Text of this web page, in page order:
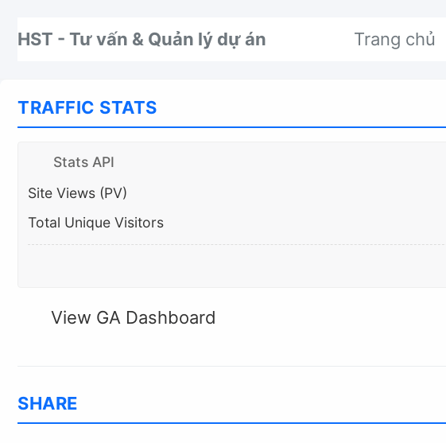
HST - Tư vấn & Quản lý dự án
Trang chủ
TRAFFIC STATS
Stats API
Site Views (PV)
Total Unique Visitors
View GA Dashboard
SHARE